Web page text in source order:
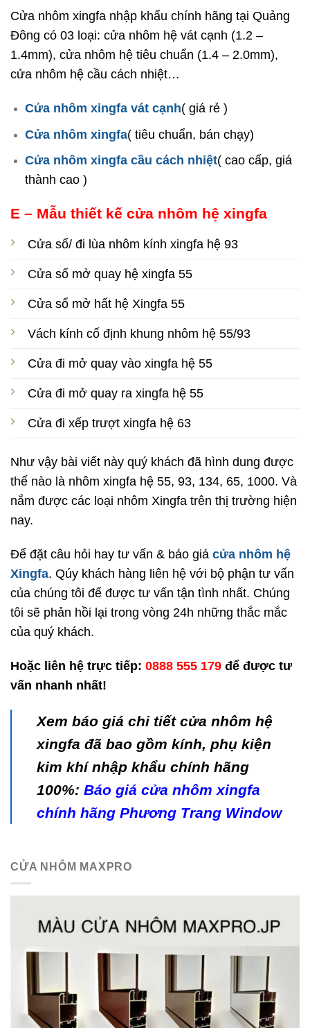
Cửa nhôm xingfa nhập khẩu chính hãng tại Quảng
Đông có 03 loại: cửa nhôm hệ vát cạnh (1.2 –
1.4mm), cửa nhôm hệ tiêu chuẩn (1.4 – 2.0mm),
cửa nhôm hệ cầu cách nhiệt…
Cửa nhôm xingfa vát cạnh( giá rẻ )
Cửa nhôm xingfa( tiêu chuẩn, bán chạy)
Cửa nhôm xingfa cầu cách nhiệt( cao cấp, giá
thành cao )
E – Mẫu thiết kế cửa nhôm hệ xingfa
Cửa sổ/ đi lùa nhôm kính xingfa hệ 93
Cửa sổ mở quay hệ xingfa 55
Cửa sổ mở hất hệ Xingfa 55
Vách kính cố định khung nhôm hệ 55/93
Cửa đi mở quay vào xingfa hệ 55
Cửa đi mở quay ra xingfa hệ 55
Cửa đi xếp trượt xingfa hệ 63
Như vậy bài viết này quý khách đã hình dung được
thế nào là nhôm xingfa hệ 55, 93, 134, 65, 1000. Và
nắm được các loại nhôm Xingfa trên thị trường hiện
nay.
Để đặt câu hỏi hay tư vấn & báo giá cửa nhôm hệ
Xingfa. Qúy khách hàng liên hệ với bộ phận tư vấn
của chúng tôi để được tư vấn tận tình nhất. Chúng
tôi sẽ phản hồi lại trong vòng 24h những thắc mắc
của quý khách.
Hoặc liên hệ trực tiếp: 0888 555 179 để được tư
vấn nhanh nhất!
Xem báo giá chi tiết cửa nhôm hệ
xingfa đã bao gồm kính, phụ kiện
kim khí nhập khẩu chính hãng
100%: Báo giá cửa nhôm xingfa
chính hãng Phương Trang Window
CỬA NHÔM MAXPRO